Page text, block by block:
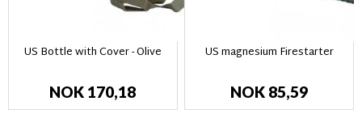
US Bottle with Cover - Olive
NOK 170,18
US magnesium Firestarter
NOK 85,59